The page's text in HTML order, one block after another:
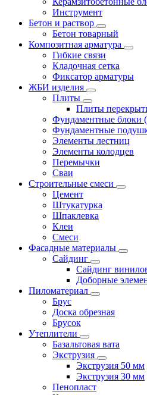
Инструмент
Бетон и раствор
Бетон товарный
Композитная арматура
Гибкие связи
Кладочная сетка
Фиксатор арматуры
ЖБИ изделия
Плиты
Плиты
Фундаментные блоки
Фундаментные
Элементы лестниц
Элементы колодцев
Перемычки
Сваи
Строительные смеси
Цемент
Штукатурка
Шпаклевка
Клеи
Смеси
Фасадные материалы
Сайдинг
Сайдинг
Доборные
Пиломатериал
Брус
Доска обрезная
Брусок
Утеплители
Базальтовая вата
Экструзия
Экструзия 50 мм
Экструзия 30 мм
Пенопласт